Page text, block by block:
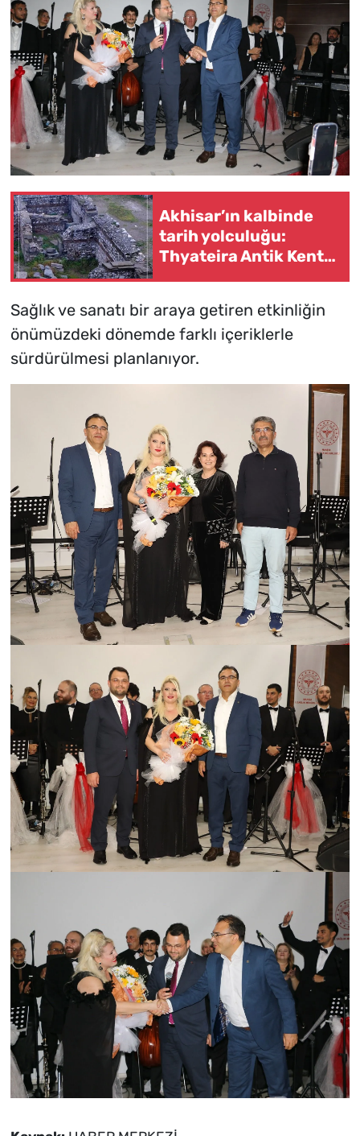
Akhisar’ın kalbinde
tarih yolculuğu:
Thyateira Antik Kenti
Sağlık ve sanatı bir araya getiren etkinliğin
önümüzdeki dönemde farklı içeriklerle
sürdürülmesi planlanıyor.